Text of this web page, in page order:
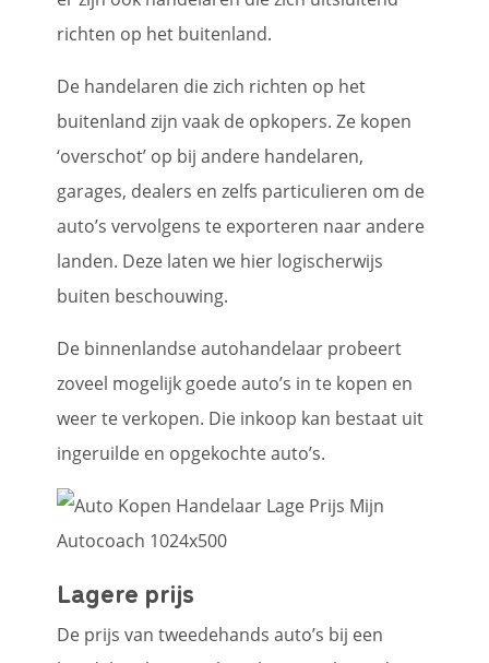
richten op het buitenland.
De handelaren die zich richten op het
buitenland zijn vaak de opkopers. Ze kopen
‘overschot’ op bij andere handelaren,
garages, dealers en zelfs particulieren om de
auto’s vervolgens te exporteren naar andere
landen. Deze laten we hier logischerwijs
buiten beschouwing.
De binnenlandse autohandelaar probeert
zoveel mogelijk goede auto’s in te kopen en
weer te verkopen. Die inkoop kan bestaat uit
ingeruilde en opgekochte auto’s.
Lagere prijs
De prijs van tweedehands auto’s bij een